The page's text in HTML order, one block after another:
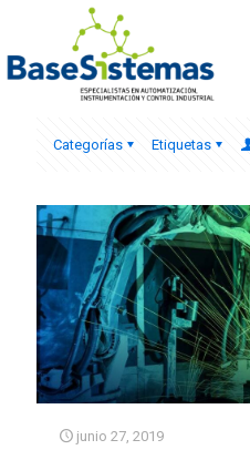
Categorías Etiquetas
junio 27, 2019